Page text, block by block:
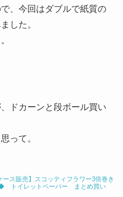
、今回はダブルで紙質の
した。
ドカーンと段ボール買い
って。
ース販売】スコッティフラワー3倍巻き
トイレットペーパー まとめ買い